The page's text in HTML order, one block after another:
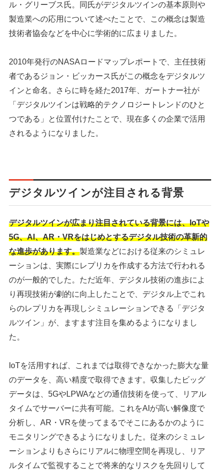
ル・グリーブス氏。同氏がデジタルツインの基本原則や
製造業への応用について述べたことで、この概念は製造
技術者協会などを中心に学術的に広まりました。
2010年発行のNASAロードマップレポートで、主任技術
者であるジョン・ビッカース氏がこの概念をデジタルツ
インと命名。さらに時を経た2017年、ガートナー社が
「デジタルツインは戦略的テクノロジートレンドのひと
つである」と位置付けたことで、現在多くの企業で活用
されるようになりました。
デジタルツインが注目される背景
デジタルツインが広まり注目されている背景には、IoTや
5G、AI、AR・VRをはじめとするデジタル技術の革新的
な進歩があります。製造業などにおける従来のシミュレ
ーションは、実際にレプリカを作成する方法で行われる
のが一般的でした。ただ近年、デジタル技術の進歩によ
り再現技術が劇的に向上したことで、デジタル上でこれ
らのレプリカを再現しシミュレーションできる「デジタ
ルツイン」が、ますます注目を集めるようになりまし
た。
IoTを活用すれば、これまでは取得できなかった膨大な量
のデータを、高い精度で取得できます。収集したビッグ
データは、5GやLPWAなどの通信技術を使って、リアル
タイムでサーバーに共有可能。これをAIが高い解像度で
分析し、AR・VRを使ってまるでそこにあるかのように
モニタリングできるようになりました。従来のシミュレ
ーションよりもさらにリアルに物理空間を再現し、リア
ルタイムで監視することで将来的なリスクを先回りして